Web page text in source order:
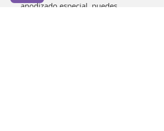
anodizado especial, puedes